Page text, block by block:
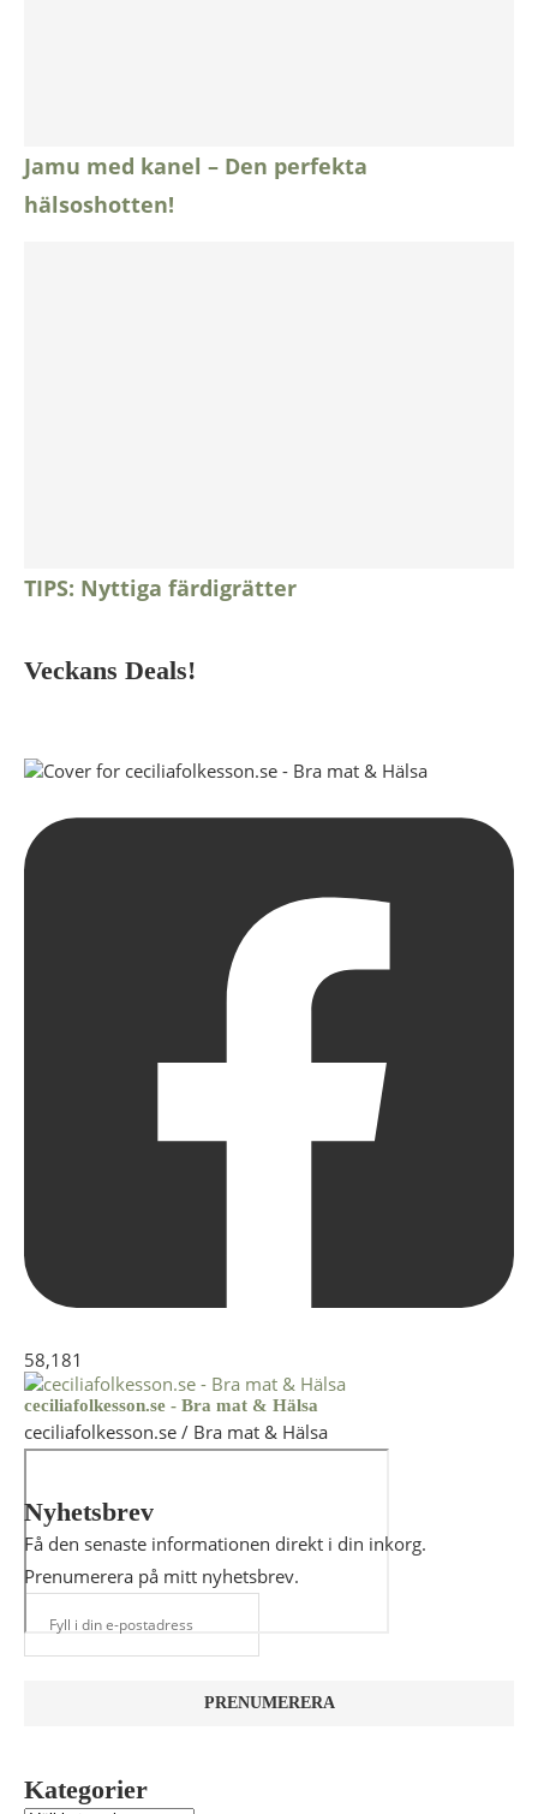
Jamu med kanel – Den perfekta
hälsoshotten!
TIPS: Nyttiga färdigrätter
Veckans Deals!
58,181
ceciliafolkesson.se - Bra mat & Hälsa
ceciliafolkesson.se / Bra mat & Hälsa
Nyhetsbrev
Få den senaste informationen direkt i din inkorg.
Prenumerera på mitt nyhetsbrev.
Kategorier